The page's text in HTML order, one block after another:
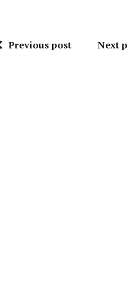
Previous post Next